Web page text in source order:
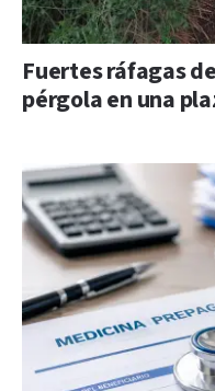
Fuertes ráfagas
pérgola en una